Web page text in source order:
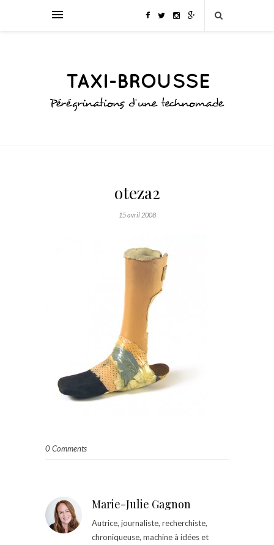
oteza2
15 avril 2008
0 Comments
Marie-Julie Gagnon
Autrice, journaliste, recherchiste,
chroniqueuse, machine à idées et